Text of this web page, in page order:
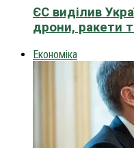
ЄС виділив
дрони, ракети
Економіка